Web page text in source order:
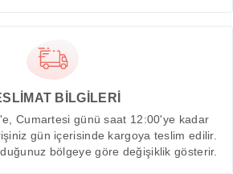
BİLGİLERİ
Cumartesi günü saat 12:00'ye kadar
gün içerisinde kargoya teslim edilir.
bölgeye göre değişiklik gösterir.